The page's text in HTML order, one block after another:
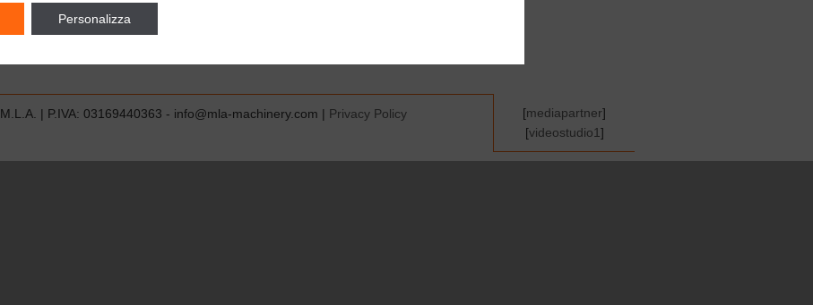
M.L.A. | P.IVA: 03169440363 - info@mla-machinery.com | Privacy Policy [mediapartner]
[videostudio1]
Personalizza